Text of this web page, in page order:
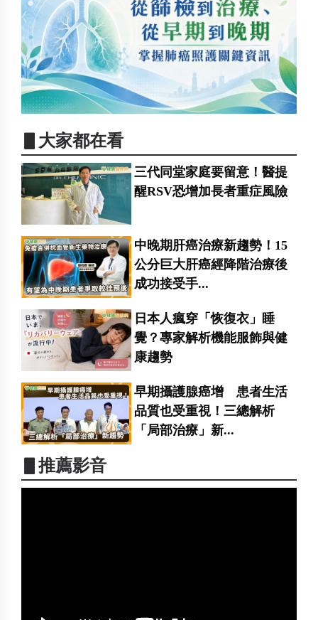
▋大家都在看
三代同堂家庭要留意！醫提
醒RSV恐增加長者重症風險
中晚期肝癌治療新趨勢！15
公分巨大肝癌經降階治療後
成功接受手...
日本人瘋穿「恢復衣」睡
覺？專家解析機能服飾與健
康趨勢
早期攝護腺癌增 患者生活
品質也受重視！三總解析
「局部治療」新...
▋推薦影音